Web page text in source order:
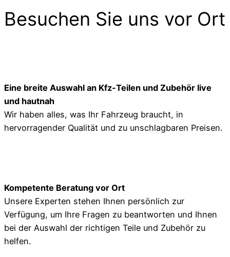
Besuchen Sie uns vor Ort
Eine breite Auswahl an Kfz-Teilen und Zubehör live
und hautnah
Wir haben alles, was Ihr Fahrzeug braucht, in
hervorragender Qualität und zu unschlagbaren Preisen.
Kompetente Beratung vor Ort
Unsere Experten stehen Ihnen persönlich zur
Verfügung, um Ihre Fragen zu beantworten und Ihnen
bei der Auswahl der richtigen Teile und Zubehör zu
helfen.